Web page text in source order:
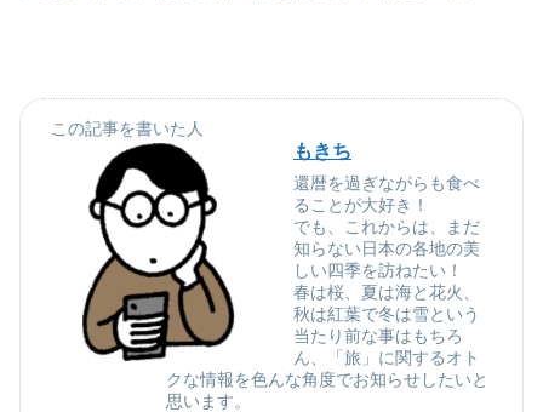
この記事を書いた人
もきち
還暦を過ぎながらも食べ
ることが大好き！
でも、これからは、まだ
知らない日本の各地の美
しい四季を訪ねたい！
春は桜、夏は海と花火、
秋は紅葉で冬は雪という
当たり前な事はもちろ
ん、「旅」に関するオト
クな情報を色んな角度でお知らせしたいと
思います。